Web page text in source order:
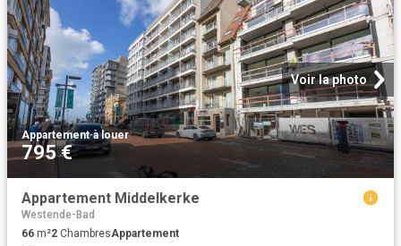
Voir la photo
Appartement·à louer
795 €
Appartement Middelkerke
Westende-Bad
66 m²2 ChambresAppartement